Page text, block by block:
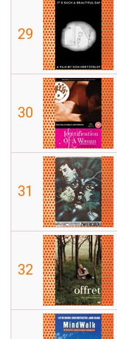
29
30
31
32